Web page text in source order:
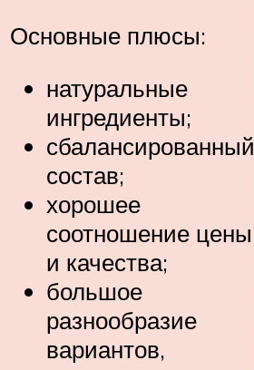
Основные плюсы:
натуральные
ингредиенты;
сбалансированный
состав;
хорошее
соотношение цены
и качества;
большое
разнообразие
вариантов,